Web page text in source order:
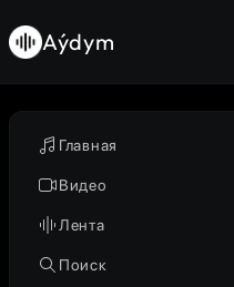
Главная
Видео
Лента
Поиск
Aýdym